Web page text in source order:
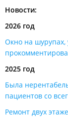
Новости:
2026 год
Окно на шурупах,
2025 год
Была
пациентов со
Ремонт двух